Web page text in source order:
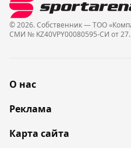
© 2026. Собственник — ТОО
СМИ № KZ40VPY00080595-СИ от
О нас
Реклама
Карта сайта